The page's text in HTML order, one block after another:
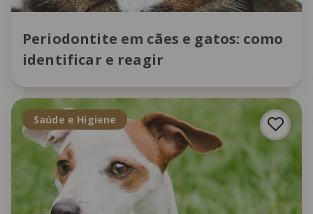
Periodontite em cães e gatos: como
identificar e reagir
Saúde e Higiene